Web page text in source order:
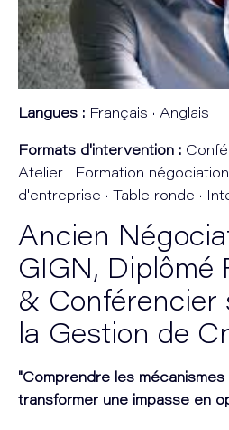
Langues : Français · Anglais
Formats d'intervention :
Atelier · Formation négociation
d'entreprise · Table ronde ·
Ancien
GIGN, Diplômé
& Conférencier
la Gestion de
"Comprendre les
transformer une impasse en